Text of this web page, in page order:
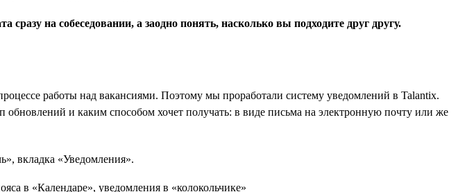
на собеседовании, а заодно понять, насколько вы подходите друг другу.
работы над вакансиями. Поэтому мы проработали систему уведомлений в Talantix.
и каким способом хочет получать: в виде письма на электронную почту или же
вкладка «Уведомления».